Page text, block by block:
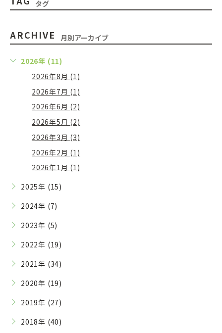
タグ
ARCHIVE 月別アーカイブ
2026年 (11)
2026年8月 (1)
2026年7月 (1)
2026年6月 (2)
2026年5月 (2)
2026年3月 (3)
2026年2月 (1)
2026年1月 (1)
2025年 (15)
2024年 (7)
2023年 (5)
2022年 (19)
2021年 (34)
2020年 (19)
2019年 (27)
2018年 (40)